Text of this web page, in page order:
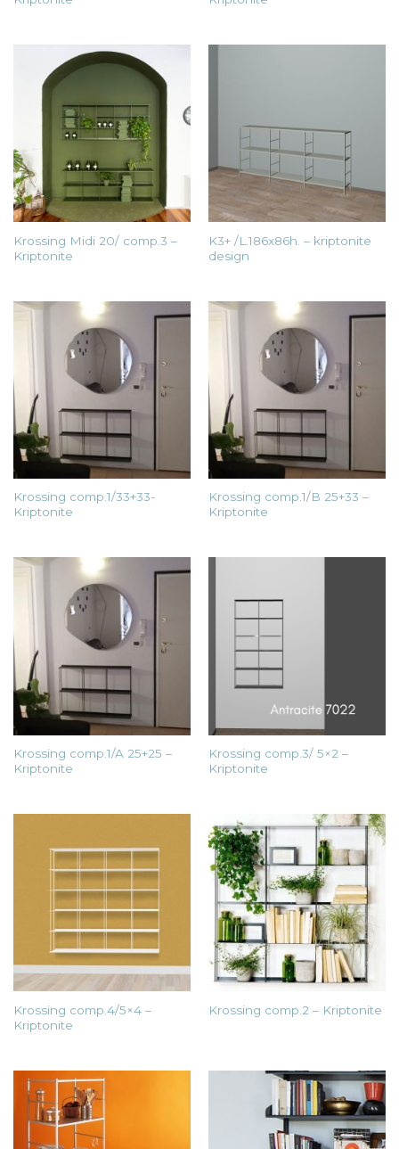
Krossing Midi 20/ comp.3 –
Kriptonite
K3+ /L.186x86h. – kriptonite
design
Krossing comp.1/33+33-
Kriptonite
Krossing comp.1/B 25+33 –
Kriptonite
Krossing comp.1/A 25+25 –
Kriptonite
Krossing comp.3/ 5×2 –
Kriptonite
Krossing comp.4/5×4 –
Kriptonite
Krossing comp.2 – Kriptonite